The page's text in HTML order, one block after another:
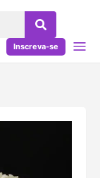
Inscreva-se